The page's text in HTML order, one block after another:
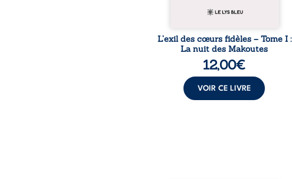
L’exil des cœurs fidèles – Tome I :
La nuit des Makoutes
12,00€
VOIR CE LIVRE